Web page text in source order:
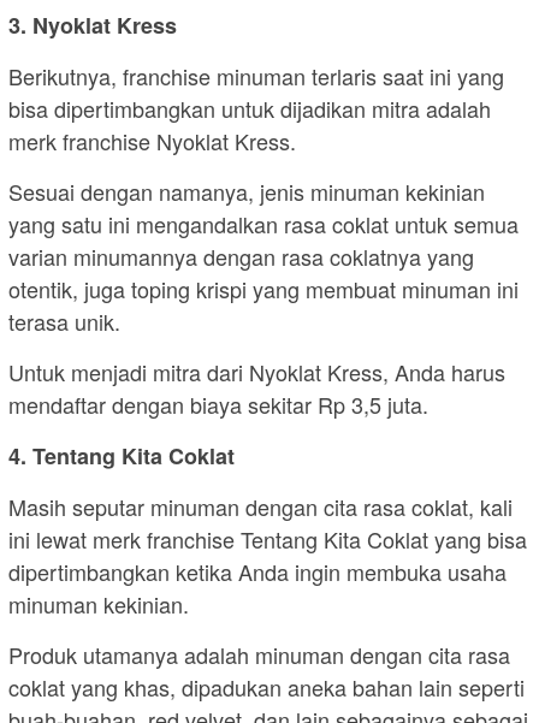
3. Nyoklat Kress
Berikutnya, franchise minuman terlaris saat ini yang
bisa dipertimbangkan untuk dijadikan mitra adalah
merk franchise Nyoklat Kress.
Sesuai dengan namanya, jenis minuman kekinian
yang satu ini mengandalkan rasa coklat untuk semua
varian minumannya dengan rasa coklatnya yang
otentik, juga toping krispi yang membuat minuman ini
terasa unik.
Untuk menjadi mitra dari Nyoklat Kress, Anda harus
mendaftar dengan biaya sekitar Rp 3,5 juta.
4. Tentang Kita Coklat
Masih seputar minuman dengan cita rasa coklat, kali
ini lewat merk franchise Tentang Kita Coklat yang bisa
dipertimbangkan ketika Anda ingin membuka usaha
minuman kekinian.
Produk utamanya adalah minuman dengan cita rasa
coklat yang khas, dipadukan aneka bahan lain seperti